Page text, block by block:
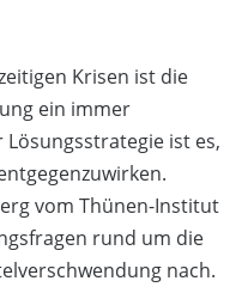
Krisen ist die
ein immer
ist es,
vom Thünen-Institut
rund um die
nach.